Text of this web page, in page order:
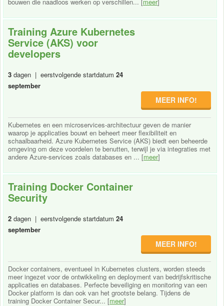
Training Azure Kubernetes
Service (AKS) voor
developers
3 dagen | eerstvolgende startdatum 24
september
MEER INFO!
Kubernetes en een microservices-architectuur geven de manier
waarop je applicaties bouwt en beheert meer flexibiliteit en
schaalbaarheid. Azure Kubernetes Service (AKS) biedt een beheerde
omgeving om deze voordelen te benutten, terwijl je via integraties met
andere Azure-services zoals databases en ... [meer]
Training Docker Container
Security
2 dagen | eerstvolgende startdatum 24
september
MEER INFO!
Docker containers, eventueel in Kubernetes clusters, worden steeds
meer ingezet voor de ontwikkeling en deployment van bedrijfskritische
applicaties en databases. Perfecte beveiliging en monitoring van een
Docker platform is dan ook van het grootste belang. Tijdens de
training Docker Container Secur... [meer]